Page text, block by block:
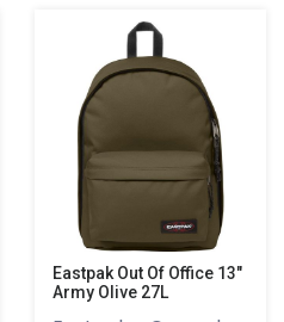
Eastpak Out Of Office 13"
Army Olive 27L